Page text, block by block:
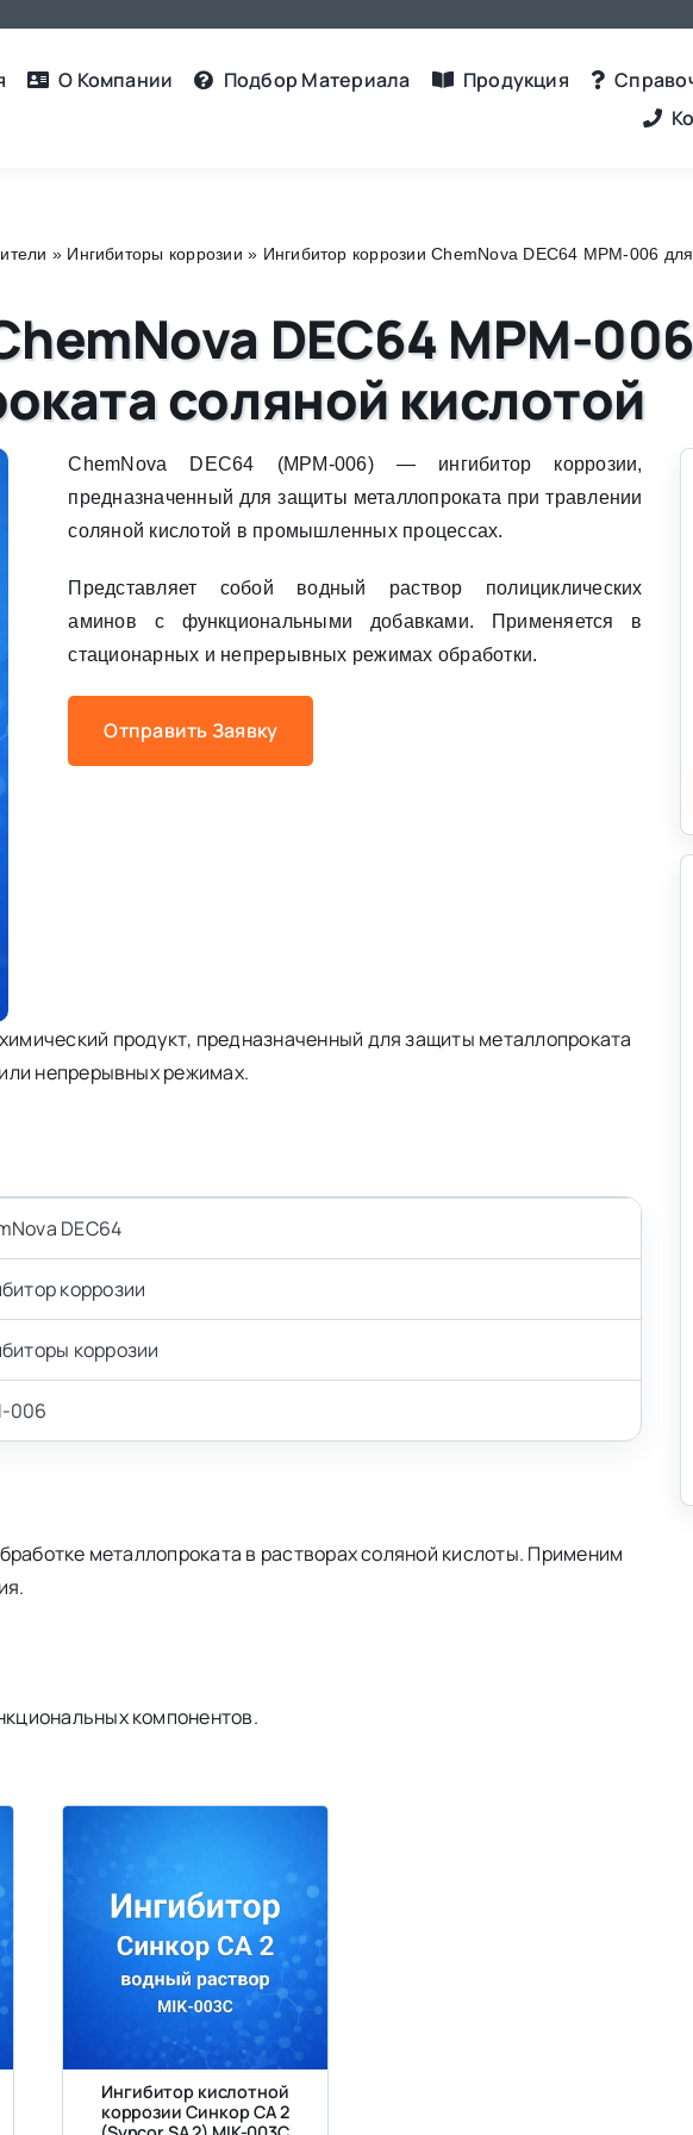
О Компании Подбор Материалa Продукция
» Ингибиторы коррозии » Ингибитор коррозии ChemNova DEC64 MPM-006
DEC64 MPM-
соляной кислотой
ChemNova DEC64 (MPM-006) — ингибитор коррозии,
предназначенный для защиты металлопроката при травлении
соляной кислотой в промышленных процессах.
Представляет собой водный раствор полициклических
аминов с функциональными добавками. Применяется в
стационарных и непрерывных режимах обработки.
Отправить Заявку
продукт, предназначенный для защиты металлопроката
непрерывных режимах.
DEC64
коррозии
коррозии
006
металлопроката в растворах соляной кислоты. Применим
компонентов.
Ингибитор кислотной
коррозии Синкор СА 2